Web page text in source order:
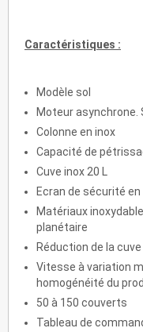
Caractéristiques :
Modèle sol
Moteur asynchrone.
Colonne en inox
Capacité de
Cuve inox 20 L
Ecran de sécurité
Matériaux
planétaire
Réduction de la
Vitesse à variation
homogénéité du
50 à 150 couverts
Tableau de